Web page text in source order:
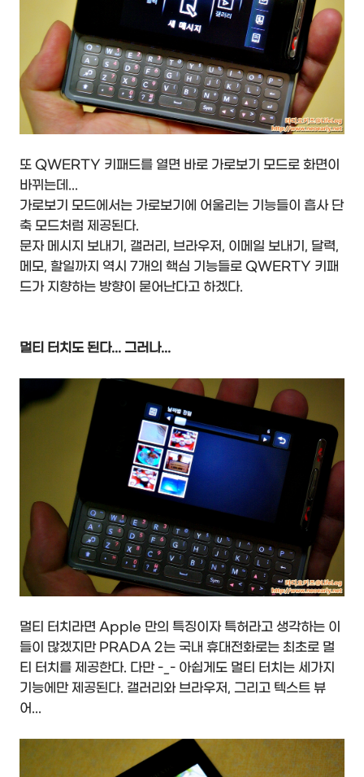
또 QWERTY 키패드를 열면 바로 가로보기 모드로 화면이
바뀌는데...
가로보기 모드에서는 가로보기에 어울리는 기능들이 흡사 단
축 모드처럼 제공된다.
문자 메시지 보내기, 갤러리, 브라우저, 이메일 보내기, 달력,
메모, 할일까지 역시 7개의 핵심 기능들로 QWERTY 키패
드가 지향하는 방향이 묻어난다고 하겠다.
멀티 터치도 된다... 그러나...
멀티 터치라면 Apple 만의 특징이자 특허라고 생각하는 이
들이 많겠지만 PRADA 2는 국내 휴대전화로는 최초로 멀
티 터치를 제공한다. 다만 -_- 아쉽게도 멀티 터치는 세가지
기능에만 제공된다. 갤러리와 브라우저, 그리고 텍스트 뷰
어...